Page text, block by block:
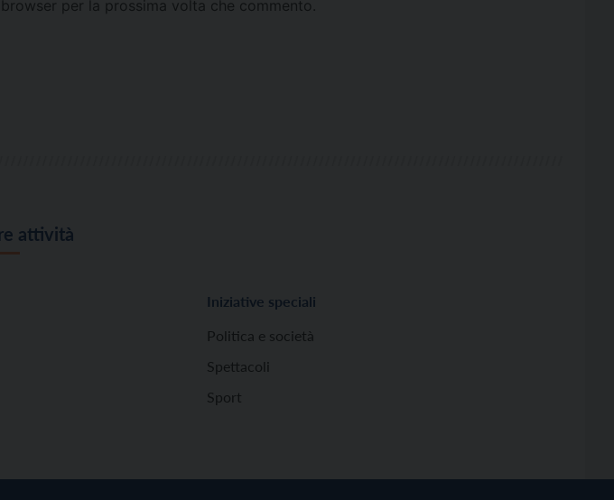
per la prossima volta che commento.
attività
Iniziative speciali
Politica e società
Spettacoli
Sport